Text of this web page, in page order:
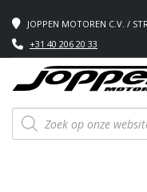
JOPPEN MOTOREN C.V. /
+31 40 206 20 33
Producten
zoeken